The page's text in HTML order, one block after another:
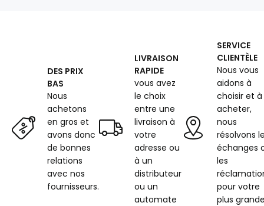
DES PRIX
BAS
Nous
achetons
en gros et
avons donc
de bonnes
relations
avec nos
fournisseurs.
LIVRAISON
RAPIDE
vous avez
le choix
entre une
livraison à
votre
adresse ou
à un
distributeur
ou un
automate
SERVICE
CLIENTÈLE
Nous vous
aidons à
choisir et à
acheter,
nous
résolvons
échanges
les
pour votre
plus